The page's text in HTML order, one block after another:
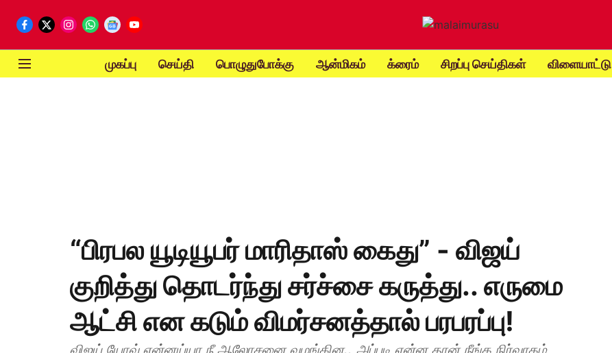
முகப்பு செய்தி பொழுதுபோக்கு ஆன்மிகம் க்ரைம் சிறப்பு செய்திகள் விளையாட்டு
“பிரபல யூடியூபர் மாரிதாஸ் கைது” - விஜய்
குறித்து தொடர்ந்து சர்ச்சை கருத்து.. எருமை
ஆட்சி என கடும் விமர்சனத்தால் பரபரப்பு!
விஜய் யோவ் என்னய்யா நீ ஆலோசனை வழங்கின.. அப்படி என்ன தான் நீங்க நிர்வாகம்